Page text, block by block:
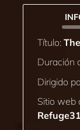
Título:
Duración
Dirigido
Sitio web